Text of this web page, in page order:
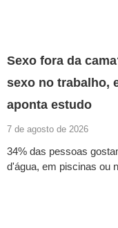
Sexo fora da
sexo no trabalho,
aponta estudo
7 de agosto de 2026
34% das pessoas
d'água, em piscinas ou